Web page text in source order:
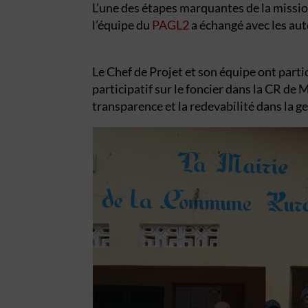
L’une des étapes marquantes de la
l’équipe du PAGL2 a échangé avec les
Le Chef de Projet et son équipe ont
participatif sur le foncier dans la CR de
transparence et la redevabilité dans la